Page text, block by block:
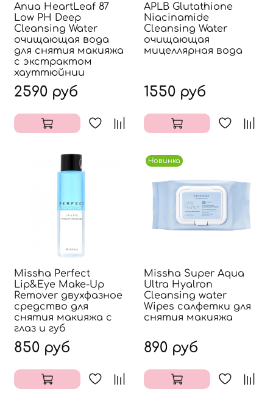
Anua HeartLeaf 87
Low PH Deep
Cleansing Water
очищающая вода
для снятия макияжа
с экстрактом
хауттюйнии
2590 руб
APLB Glutathione
Niacinamide
Cleansing Water
очищающая
мицеллярная вода
1550 руб
Missha Perfect
Lip&Eye Make-Up
Remover двухфазное
средство для
снятия макияжа с
глаз и губ
850 руб
Новинка
Missha Super Aqua
Ultra Hyalron
Cleansing water
Wipes салфетки для
снятия макияжа
890 руб